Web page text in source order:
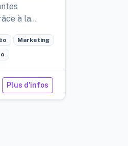
à la
Marketing
Plus d'infos